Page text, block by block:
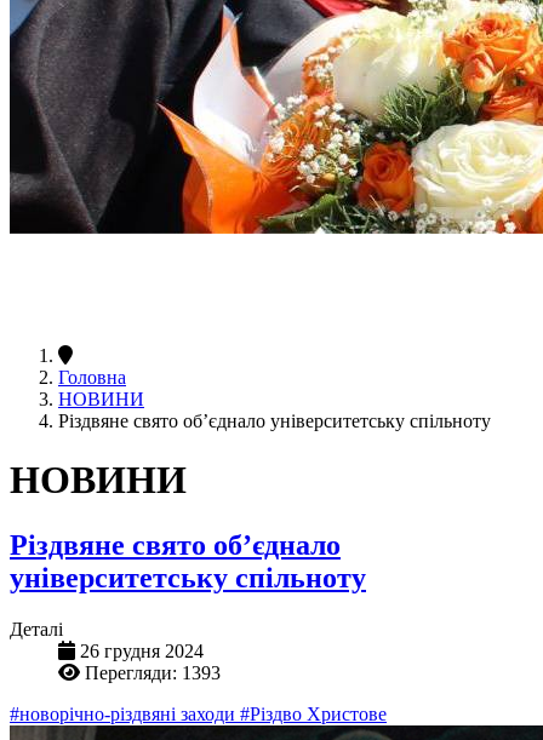
Головна
НОВИНИ
Різдвяне свято об’єднало університетську спільноту
НОВИНИ
Різдвяне свято об’єднало
університетську спільноту
Деталі
26 грудня 2024
Перегляди: 1393
#новорічно-різдвяні заходи #Різдво Христове